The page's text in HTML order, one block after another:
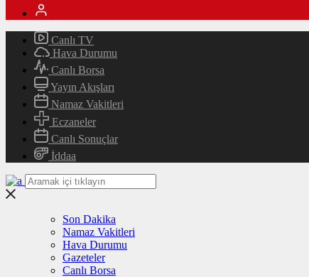
Canlı TV
Hava Durumu
Canlı Borsa
Yayın Akışları
Namaz Vakitleri
Eczaneler
Canlı Sonuçlar
İddaa
Son Dakika
Namaz Vakitleri
Hava Durumu
Gazeteler
Canlı Borsa